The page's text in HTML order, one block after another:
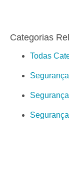
Categorias
Todas
Segurança